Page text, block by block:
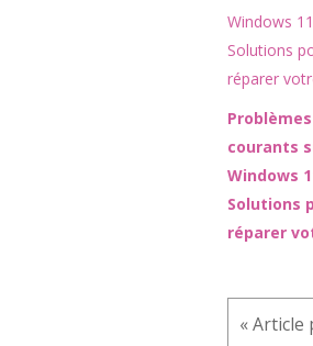
Problèmes
courants
Windows
Solutions
réparer